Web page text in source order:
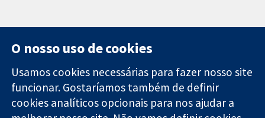
11-13 Cavendish
Square
Contato
Notícias
O nosso uso de cookies
Usamos cookies necessárias para fazer nosso site
funcionar. Gostaríamos também de definir
cookies analíticos opcionais para nos ajudar a